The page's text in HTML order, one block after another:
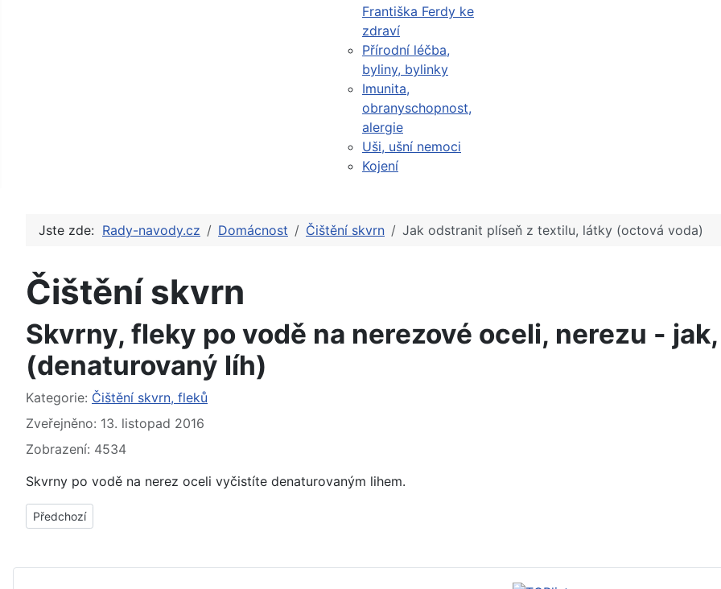
Františka Ferdy ke
zdraví
Přírodní léčba,
byliny, bylinky
Imunita,
obranyschopnost,
alergie
Uši, ušní nemoci
Kojení
Jste zde: Rady-navody.cz Domácnost Čištění skvrn Jak odstranit plíseň z textilu, látky (octová voda)
Čištění skvrn
Skvrny, fleky po vodě na nerezové oceli, nerezu -
(denaturovaný líh)
Základní údaje
Kategorie: Čištění skvrn, fleků
Zveřejněno: 13. listopad 2016
Zobrazení: 4534
Skvrny po vodě na nerez oceli vyčistíte denaturovaným lihem.
Předchozí článek: Skvrny, fleky od rzi na oceli - jak, čím vyčistit, odstranit (petrolej, parafín)
Předchozí